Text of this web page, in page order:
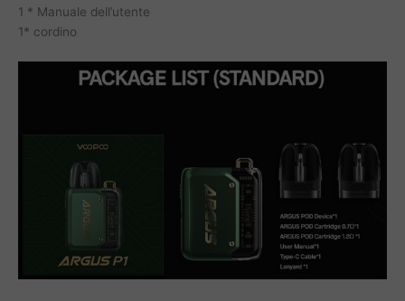
1 * Manuale dell’utente
1* cordino